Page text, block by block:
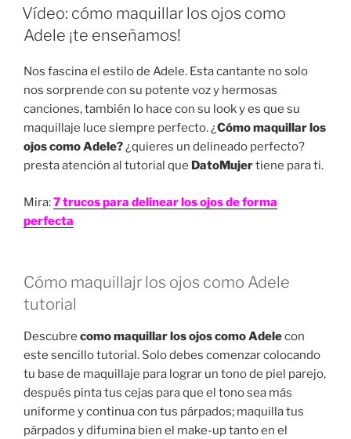
EN
Vídeo: cómo maquillar los ojos como
Adele ¡te enseñamos!
Nos fascina el estilo de Adele. Esta cantante no solo
nos sorprende con su potente voz y hermosas
canciones, también lo hace con su look y es que su
maquillaje luce siempre perfecto. ¿Cómo maquillar los
ojos como Adele?¿quieres un delineado perfecto?
presta atención al tutorial que DatoMujertiene para ti.
Mira:7 trucos para delinear los ojos de forma
perfecta
Cómo maquillajr los ojos como Adele
tutorial
Descubre como maquillar los ojos como Adelecon
este sencillo tutorial. Solo debes comenzar colocando
tu base de maquillaje para lograr un tono de piel parejo,
después pinta tus cejas para que el tono sea más
uniforme y continua con tus párpados; maquilla tus
párpados y difumina bien el make-up tanto en el